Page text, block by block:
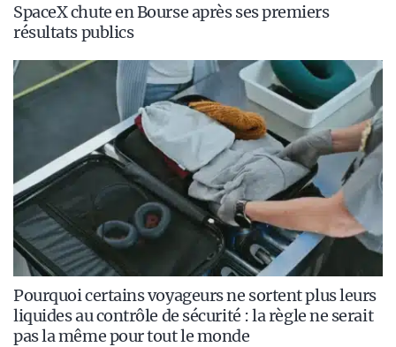
SpaceX chute en Bourse après ses premiers
résultats publics
Pourquoi certains voyageurs ne sortent plus leurs
liquides au contrôle de sécurité : la règle ne serait
pas la même pour tout le monde